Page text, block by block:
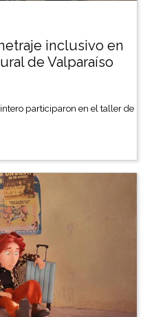
inclusivo en
de Valparaíso
participaron en el taller de